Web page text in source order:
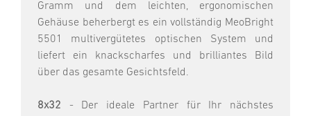
Gramm und dem leichten, ergonomischen
Gehäuse beherbergt es ein vollständig MeoBright
5501 multivergütetes optischen System und
liefert ein knackscharfes und brilliantes Bild
über das gesamte Gesichtsfeld.
8x32 - Der ideale Partner für Ihr nächstes